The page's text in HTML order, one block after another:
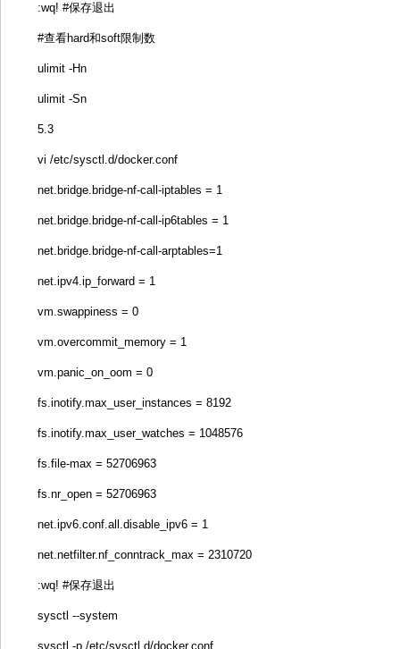
:wq! #保存退出
#查看hard和soft限制数
ulimit -Hn
ulimit -Sn
5.3
vi /etc/sysctl.d/docker.conf
net.bridge.bridge-nf-call-iptables = 1
net.bridge.bridge-nf-call-ip6tables = 1
net.bridge.bridge-nf-call-arptables=1
net.ipv4.ip_forward = 1
vm.swappiness = 0
vm.overcommit_memory = 1
vm.panic_on_oom = 0
fs.inotify.max_user_instances = 8192
fs.inotify.max_user_watches = 1048576
fs.file-max = 52706963
fs.nr_open = 52706963
net.ipv6.conf.all.disable_ipv6 = 1
net.netfilter.nf_conntrack_max = 2310720
:wq! #保存退出
sysctl --system
sysctl -p /etc/sysctl.d/docker.conf